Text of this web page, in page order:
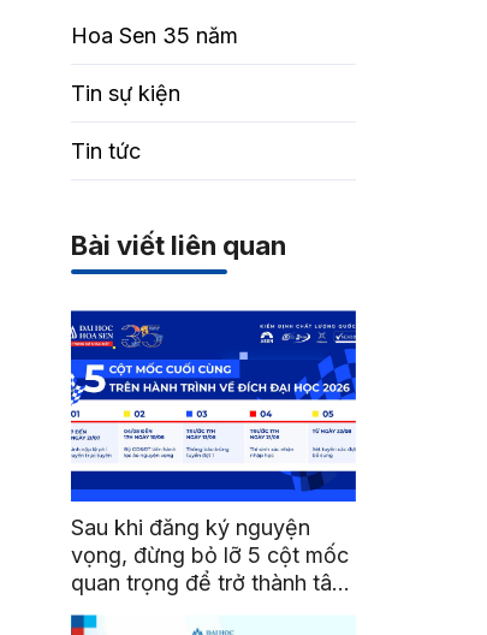
Hoa Sen 35 năm
Tin sự kiện
Tin tức
Bài viết liên quan
Sau khi đăng ký nguyện
vọng, đừng bỏ lỡ 5 cột mốc
quan trọng để trở thành tân
sinh viên HSU